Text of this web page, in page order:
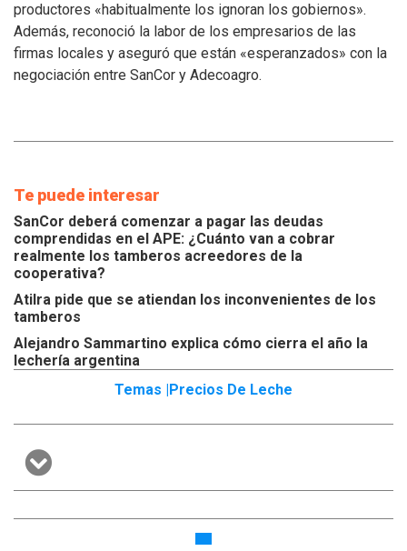
inconvenientes
de
los
tamberos
productores «habitualmente los ignoran los gobiernos».
Además, reconoció la labor de los empresarios de las
firmas locales y aseguró que están «esperanzados» con la
negociación entre SanCor y Adecoagro.
Te puede interesar
SanCor deberá comenzar a pagar las deudas
comprendidas en el APE: ¿Cuánto van a cobrar
realmente los tamberos acreedores de la
cooperativa?
Atilra pide que se atiendan los inconvenientes de los
tamberos
Alejandro Sammartino explica cómo cierra el año la
lechería argentina
Temas |
Precios De Leche